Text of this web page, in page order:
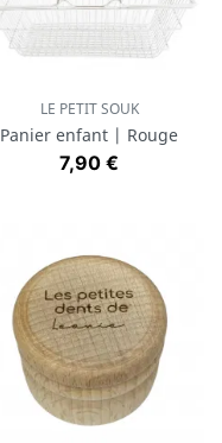
LE PETIT SOUK
Panier enfant | Rouge
Prix
7,90 €